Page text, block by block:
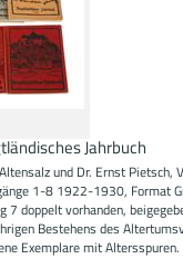
Jahrbuch
und Dr. Ernst Pietsch,
1-8 1922-1930, Format
7 doppelt vorhanden,
Bestehens des
Exemplare mit Altersspuren.